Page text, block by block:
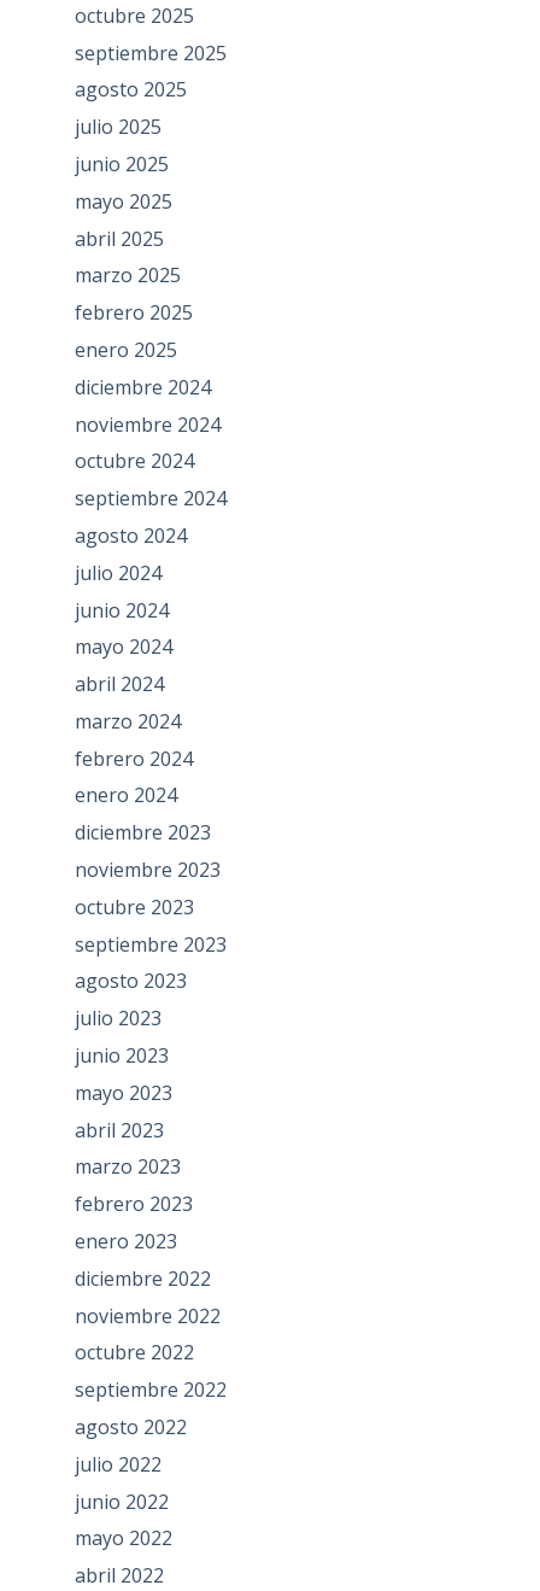
octubre 2025
septiembre 2025
agosto 2025
julio 2025
junio 2025
mayo 2025
abril 2025
marzo 2025
febrero 2025
enero 2025
diciembre 2024
noviembre 2024
octubre 2024
septiembre 2024
agosto 2024
julio 2024
junio 2024
mayo 2024
abril 2024
marzo 2024
febrero 2024
enero 2024
diciembre 2023
noviembre 2023
octubre 2023
septiembre 2023
agosto 2023
julio 2023
junio 2023
mayo 2023
abril 2023
marzo 2023
febrero 2023
enero 2023
diciembre 2022
noviembre 2022
octubre 2022
septiembre 2022
agosto 2022
julio 2022
junio 2022
mayo 2022
abril 2022